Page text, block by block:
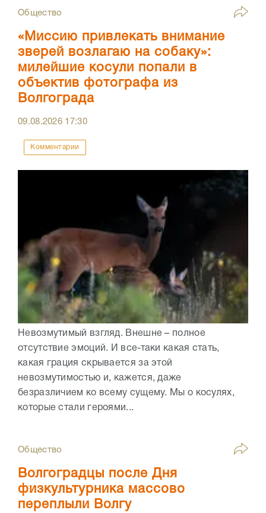
Общество
«Миссию привлекать внимание
зверей возлагаю на собаку»:
милейшие косули попали в
объектив фотографа из
Волгограда
09.08.2026 17:30
Комментарии
Невозмутимый взгляд. Внешне – полное
отсутствие эмоций. И все-таки какая стать,
какая грация скрывается за этой
невозмутимостью и, кажется, даже
безразличием ко всему сущему. Мы о косулях,
которые стали героями...
Общество
Волгоградцы после Дня
физкультурника массово
переплыли Волгу